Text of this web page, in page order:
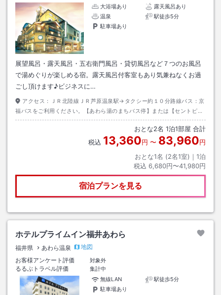
大浴場あり
露天風呂あり
温泉
駅徒歩5分
駐車場あり
展望風呂・露天風呂・五右衛門風呂・貸切風呂など７つのお風呂
で湯めぐりが楽しめる宿。露天風呂付客室もあり気兼ねなくお過
ごし頂けます♪ビジネスに…
アクセス：
ＪＲ北陸線ＪＲ芦原温泉駅→タクシー約１０分路線バス：京
福バスをご利用ください。【あわら湯のまちバス停】または【セントピア
バス停】で降りられると便利です。
おとな2名 1泊1部屋 合計
税込 13,360円 〜 83,960円
おとな1名 (2名1室)｜ 1泊
税込 6,680円〜41,980円
宿泊プランを見る
ホテルプライムイン福井あわら
福井県 あわら温泉
地図
お客様アンケート評価
対象外
るるぶトラベル評価
集計中
無線LAN
駅徒歩5分
駐車場あり